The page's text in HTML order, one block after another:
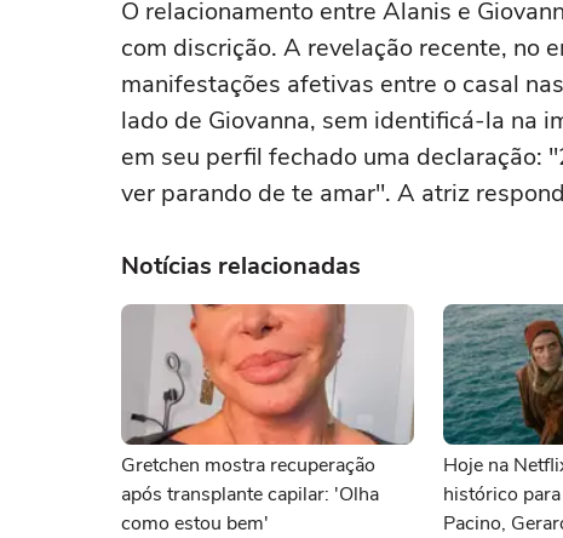
O relacionamento entre Alanis e
com discrição. A revelação recente, no
manifestações afetivas entre o casal
lado de Giovanna, sem identificá-la na
em seu perfil fechado uma
ver parando de te amar". A atriz
Notícias relacionadas
Gretchen mostra recuperação
após transplante capilar: 'Olha
como estou bem'
Hoje na
histórico
Pacino,